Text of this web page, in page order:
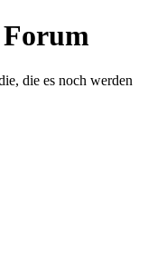
Forum
die es noch werden